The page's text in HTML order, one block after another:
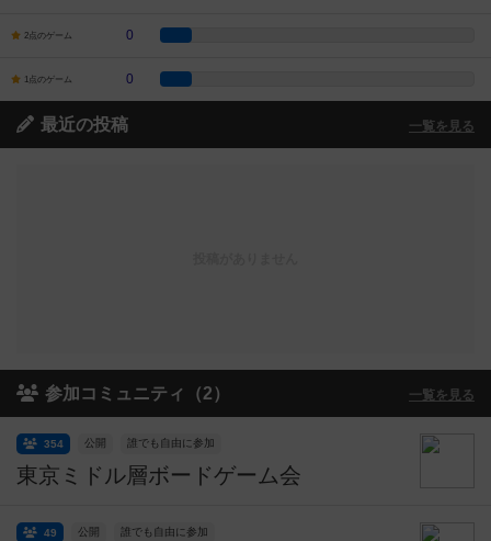
2点のゲーム 0
1点のゲーム 0
最近の投稿 一覧を見る
参加コミュニティ（2） 一覧を見る
東京ミドル層ボードゲーム会
公開 誰でも自由に参加
354
公開 誰でも自由に参加
49